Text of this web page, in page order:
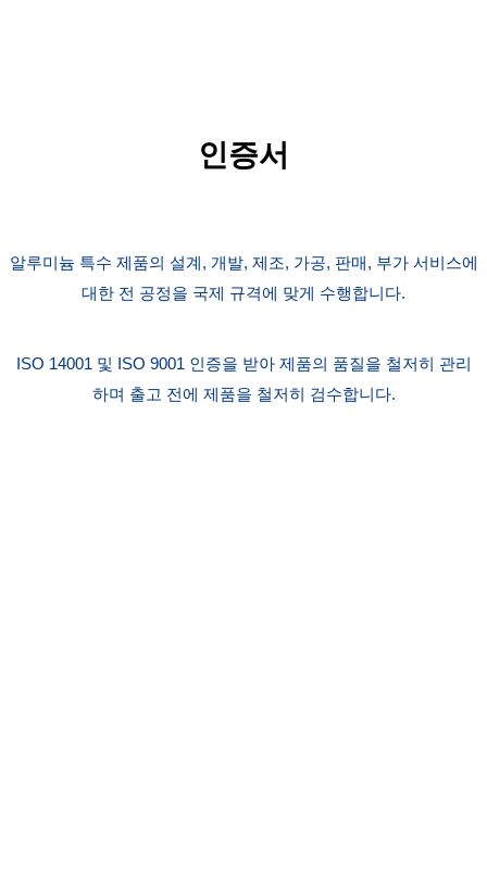
인증서
알루미늄 특수 제품의 설계, 개발, 제조, 가공, 판매, 부가 서비스에
대한 전 공정을 국제 규격에 맞게 수행합니다.
ISO 14001 및 ISO 9001 인증을 받아 제품의 품질을 철저히 관리
하며 출고 전에 제품을 철저히 검수합니다.